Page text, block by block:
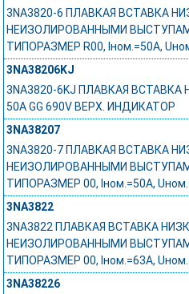
3NA3820-6 ПЛАВКАЯ ВСТАВКА
НЕИЗОЛИРОВАННЫМИ
ТИПОРАЗМЕР R00, Iном.=50A,
3NA38206KJ
3NA3820-6KJ ПЛАВКАЯ ВСТАВКА
50A GG 690V ВЕРХ. ИНДИКАТОР
3NA38207
3NA3820-7 ПЛАВКАЯ ВСТАВКА
НЕИЗОЛИРОВАННЫМИ
ТИПОРАЗМЕР 00, Iном.=50A,
3NA3822
3NA3822 ПЛАВКАЯ ВСТАВКА
НЕИЗОЛИРОВАННЫМИ
ТИПОРАЗМЕР 00, Iном.=63A,
3NA38226